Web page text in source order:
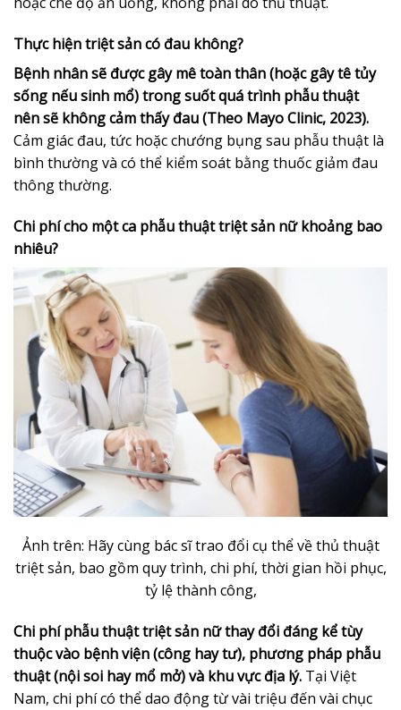
Thực hiện triệt sản có đau không?
Bệnh nhân sẽ được gây mê toàn thân (hoặc gây tê tủy
sống nếu sinh mổ) trong suốt quá trình phẫu thuật
nên sẽ không cảm thấy đau (Theo Mayo Clinic, 2023).
Cảm giác đau, tức hoặc chướng bụng sau phẫu thuật là
bình thường và có thể kiểm soát bằng thuốc giảm đau
thông thường.
Chi phí cho một ca phẫu thuật triệt sản nữ khoảng bao
nhiêu?
Ảnh trên: Hãy cùng bác sĩ trao đổi cụ thể về thủ thuật
triệt sản, bao gồm quy trình, chi phí, thời gian hồi phục,
tỷ lệ thành công,
Chi phí phẫu thuật triệt sản nữ thay đổi đáng kể tùy
thuộc vào bệnh viện (công hay tư), phương pháp phẫu
thuật (nội soi hay mổ mở) và khu vực địa lý. Tại Việt
Nam, chi phí có thể dao động từ vài triệu đến vài chục